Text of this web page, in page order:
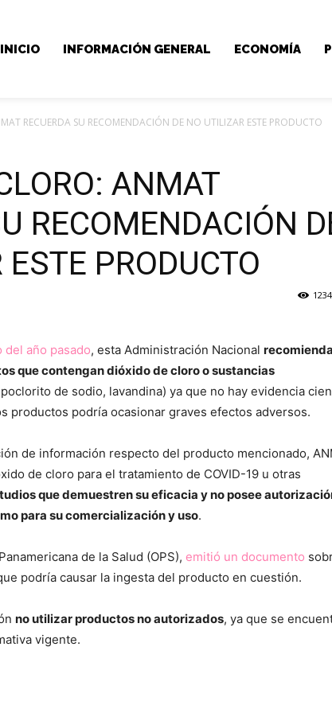
INICIO INFORMACIÓN GENERAL ECONOMÍA
RECUERDA SU RECOMENDACIÓN DE NO UTILIZAR ESTE PRODUCTO
ANMAT
RECOMENDACIÓN
PRODUCTO
1234
año pasado, esta Administración Nacional
que contengan dióxido de cloro o sustancias
de sodio, lavandina) ya que no hay evidencia
productos podría ocasionar graves efectos adversos.
de información respecto del producto mencionado,
de cloro para el tratamiento de COVID-19 u otras
que demuestren su eficacia y no posee
para su comercialización y uso.
de la Salud (OPS), emitió un documento
podría causar la ingesta del producto en cuestión.
no utilizar productos no autorizados, ya que se
vigente.